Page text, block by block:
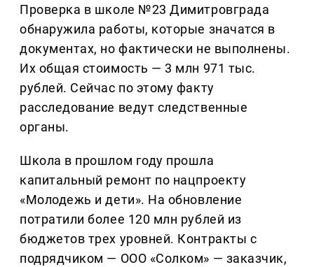
Проверка в школе №23 Димитровграда
обнаружила работы, которые значатся в
документах, но фактически не выполнены.
Их общая стоимость — 3 млн 971 тыс.
рублей. Сейчас по этому факту
расследование ведут следственные
органы.
Школа в прошлом году прошла
капитальный ремонт по нацпроекту
«Молодежь и дети». На обновление
потратили более 120 млн рублей из
бюджетов трех уровней. Контракты с
подрядчиком — ООО «Солком» — заказчик,